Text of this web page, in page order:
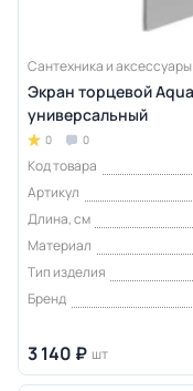
Сантехника и аксессуары
Экран торцевой
универсальный
0 0
Код товара
Артикул
Длина, см
Материал
Тип изделия
Бренд
3 140 ₽ шт